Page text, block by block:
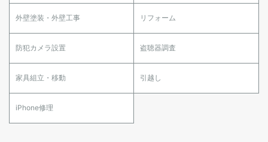
外壁塗装・外壁工事 リフォーム
防犯カメラ設置 盗聴器調査
家具組立・移動 引越し
iPhone修理